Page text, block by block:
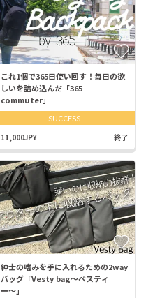
これ1個で365日使い回す！毎日の欲
しいを詰め込んだ「365
commuter」
SUCCESS
11,000JPY 終了
紳士の嗜みを手に入れるための2way
バッグ「Vesty bag〜ベスティ
ー〜」